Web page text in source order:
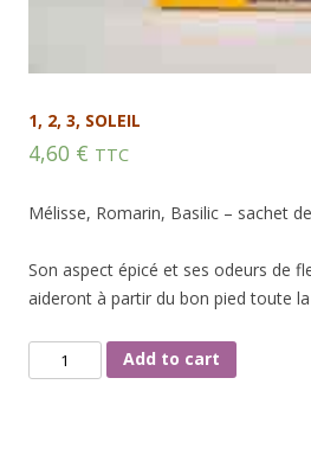
1, 2, 3, SOLEIL
4,60 € TTC
Mélisse, Romarin, Basilic – sachet
Son aspect épicé et ses odeurs de
aideront à partir du bon pied toute
2,
Add to cart